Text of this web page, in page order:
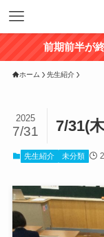
前期前半が終了
ホーム 先生紹介
7/31(
2025
7/31
先生紹介 未分類